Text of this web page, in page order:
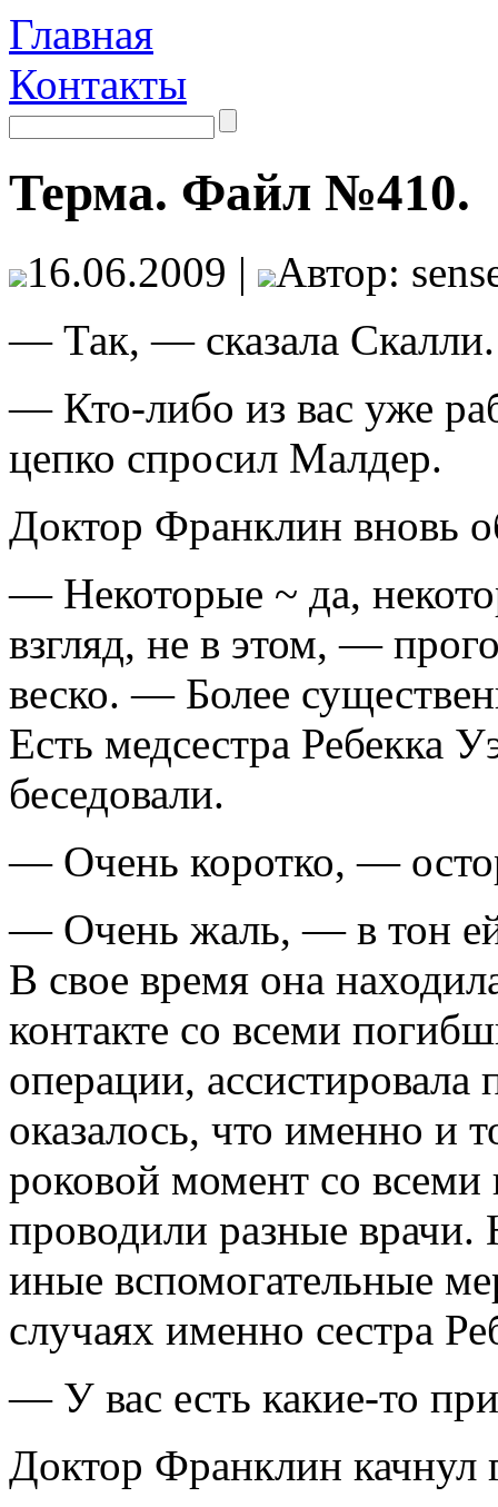
Главная
Контакты
Терма. Файл №410.
16.06.2009 |
Автор:
— Так, — сказала Скалли.
— Кто-либо из вас уже
цепко спросил Малдер.
Доктор Франклин вновь
— Некоторые ~ да,
взгляд, не в этом, —
веско. — Более
Есть медсестра Ребекка
беседовали.
— Очень коротко, —
— Очень жаль, — в тон
В свое время она
контакте со всеми
операции,
оказалось, что именно и
роковой момент со
проводили разные врачи.
иные вспомогательные
случаях именно сестра
— У вас есть какие-то
Доктор Франклин качнул